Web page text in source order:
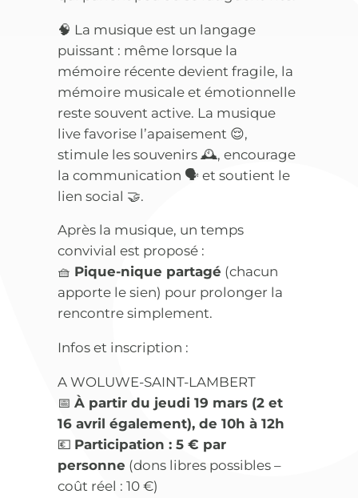
🧠 La musique est un langage
puissant : même lorsque la
mémoire récente devient fragile, la
mémoire musicale et émotionnelle
reste souvent active. La musique
live favorise l’apaisement 😌,
stimule les souvenirs 🕰️, encourage
la communication 🗣️ et soutient le
lien social 🤝.
Après la musique, un temps
convivial est proposé :
🧺 Pique-nique partagé (chacun
apporte le sien) pour prolonger la
rencontre simplement.
Infos et inscription :
A WOLUWE-SAINT-LAMBERT
📅 À partir du jeudi 19 mars (2 et
16 avril également), de 10h à 12h
💶 Participation : 5 € par
personne (dons libres possibles –
coût réel : 10 €)